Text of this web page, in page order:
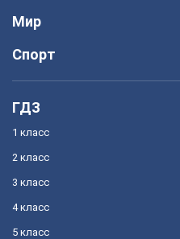
Мир
Спорт
ГДЗ
1 класс
2 класс
3 класс
4 класс
5 класс